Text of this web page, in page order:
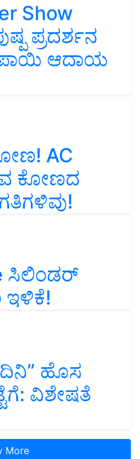
Show
ಪ್ರದರ್ಶನ
ಆದಾಯ
AC
ಕೋಣದ
ಸಿಲಿಂಡರ್‌
ಹೊಸ
ವಿಶೇಷತೆ
More